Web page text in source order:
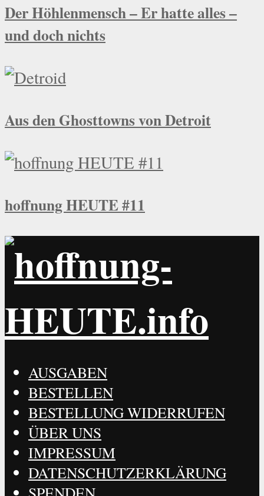
Der Höhlenmensch – Er hatte alles –
und doch nichts
Aus den Ghosttowns von Detroit
hoffnung HEUTE #11
AUSGABEN
BESTELLEN
BESTELLUNG WIDERRUFEN
ÜBER UNS
IMPRESSUM
DATENSCHUTZERKLÄRUNG